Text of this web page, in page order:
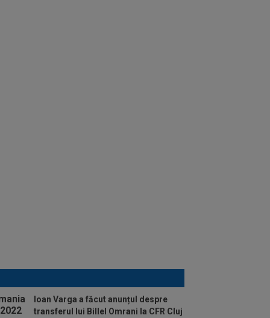
Ioan Varga a făcut anunțul despre
transferul lui Billel Omrani la CFR Cluj